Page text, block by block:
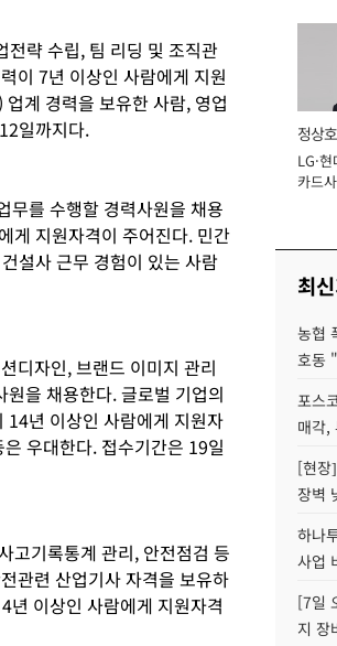
전략 수립, 팀 리딩 및 조직관
이 7년 이상인 사람에게 지원
계 경력을 보유한 사람, 영업
일까지다.
무를 수행할 경력사원을 채용
게 지원자격이 주어진다. 민간
설사 근무 경험이 있는 사람
디자인, 브랜드 이미지 관리
을 채용한다. 글로벌 기업의
14년 이상인 사람에게 지원자
우대한다. 접수기간은 19일
고기록통계 관리, 안전점검 등
관련 산업기사 자격을 보유하
년 이상인 사람에게 지원자격
정상
장
LG·
카드
최
농협
호동
포스
매각,
[현장
장벽
하나
사업
[7일
지 장